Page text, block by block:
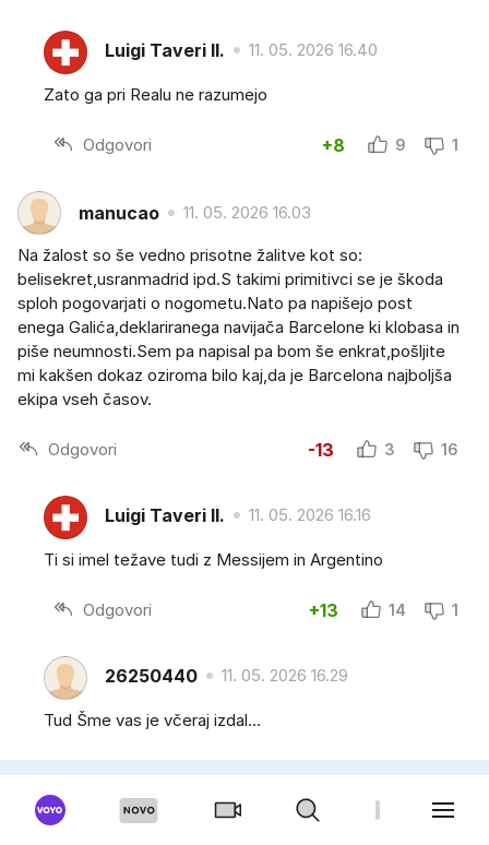
Luigi Taveri II. 11. 05. 2026 16.40
Zato ga pri Realu ne razumejo
Odgovori +8 9 1
manucao 11. 05. 2026 16.03
Na žalost so še vedno prisotne žalitve kot so:
belisekret,usranmadrid ipd.S takimi primitivci se je škoda
sploh pogovarjati o nogometu.Nato pa napišejo post
enega Galića,deklariranega navijača Barcelone ki klobasa in
piše neumnosti.Sem pa napisal pa bom še enkrat,pošljite
mi kakšen dokaz oziroma bilo kaj,da je Barcelona najboljša
ekipa vseh časov.
Odgovori -13 3 16
Luigi Taveri II. 11. 05. 2026 16.16
Ti si imel težave tudi z Messijem in Argentino
Odgovori +13 14 1
26250440 11. 05. 2026 16.29
Tud Šme vas je včeraj izdal...
Odgovori +9 10 1